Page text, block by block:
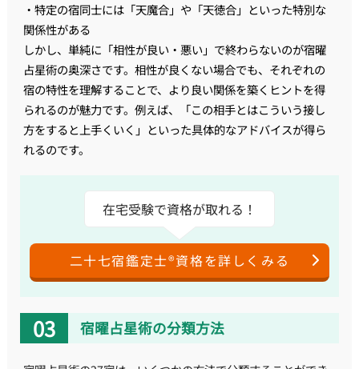
・特定の宿同士には「天魔合」や「天徳合」といった特別な
関係性がある
しかし、単純に「相性が良い・悪い」で終わらないのが宿曜
占星術の奥深さです。相性が良くない場合でも、それぞれの
宿の特性を理解することで、より良い関係を築くヒントを得
られるのが魅力です。例えば、「この相手とはこういう接し
方をすると上手くいく」といった具体的なアドバイスが得ら
れるのです。
在宅受験で資格が取れる！
二十七宿鑑定士®資格を詳しくみる
宿曜占星術の分類方法